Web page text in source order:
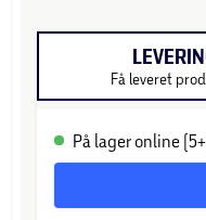
Få leveret
På lager online